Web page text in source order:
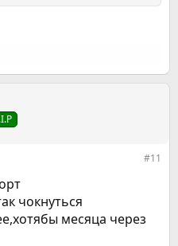
#11
чокнуться
месяца через